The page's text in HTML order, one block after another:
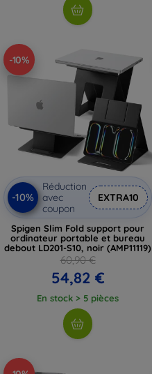
-10%
-10%
Réduction
avec
coupon
EXTRA10
Spigen Slim Fold support pour
ordinateur portable et bureau
debout LD201-S10, noir (AMP11119)
60,90 €
54,82 €
En stock > 5 pièces